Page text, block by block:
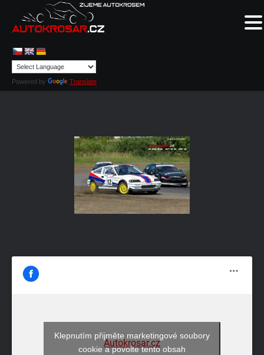
Powered by Translate
Autokrosar.cz
Klepnutím přijměte marketingové soubory
cookie a povolte tento obsah